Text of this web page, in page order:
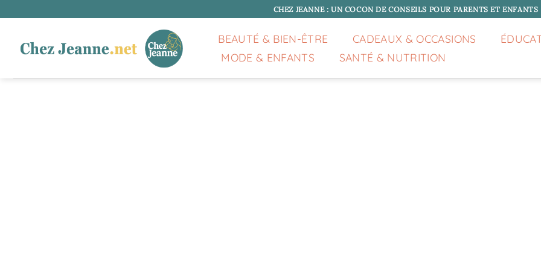
au
CHEZ JEANNE : UN COCON DE CONSEILS POUR PARENTS ET ENFANTS
BEAUTÉ & BIEN-ÊTRE CADEAUX & OCCASIONS
MODE & ENFANTS
SANTÉ & NUTRITION